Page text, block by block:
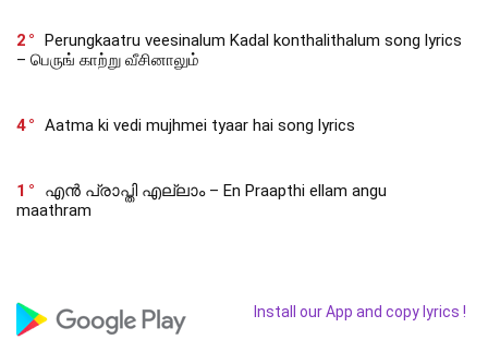
2
Perungkaatru veesinalum Kadal konthalithalum song lyrics
– பெருங் காற்று வீசினாலும்
4 Aatma ki vedi mujhmei tyaar hai song lyrics
1
എൻ പ്രാപ്തി എല്ലാം – En Praapthi ellam angu
maathram
Install our App and copy lyrics !